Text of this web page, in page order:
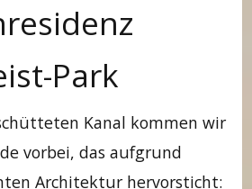
Park
Kanal kommen wir
vorbei, das aufgrund
Architektur hervorsticht: